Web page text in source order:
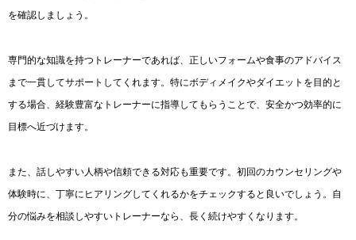
を確認しましょう。
専門的な知識を持つトレーナーであれば、正しいフォームや食事のアドバイス
まで一貫してサポートしてくれます。特にボディメイクやダイエットを目的と
する場合、経験豊富なトレーナーに指導してもらうことで、安全かつ効率的に
目標へ近づけます。
また、話しやすい人柄や信頼できる対応も重要です。初回のカウンセリングや
体験時に、丁寧にヒアリングしてくれるかをチェックすると良いでしょう。自
分の悩みを相談しやすいトレーナーなら、長く続けやすくなります。